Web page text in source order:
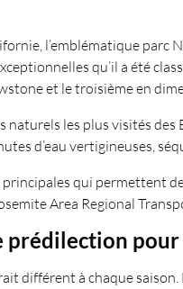
l’emblématique parc
qu’il a été
et le troisième en
naturels les plus visités
d’eau vertigineuses,
qui permettent
Area Regional
prédilection
différent à chaque